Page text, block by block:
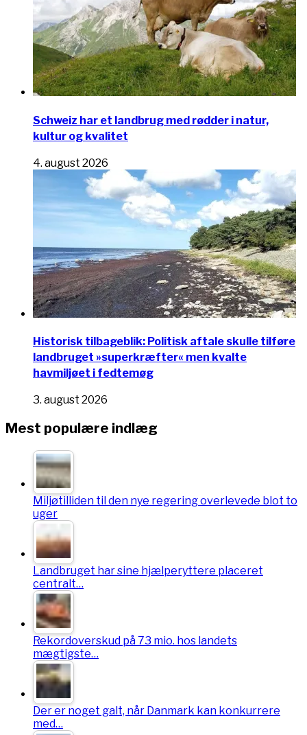
Schweiz har et landbrug med rødder i natur,
kultur og kvalitet
4. august 2026
Historisk tilbageblik: Politisk aftale skulle tilføre
landbruget »superkræfter« men kvalte
havmiljøet i fedtemøg
3. august 2026
Mest populære indlæg
Miljøtilliden til den nye regering overlevede blot to
uger
Landbruget har sine hjælperyttere placeret
centralt…
Rekordoverskud på 73 mio. hos landets
mægtigste…
Der er noget galt, når Danmark kan konkurrere
med…